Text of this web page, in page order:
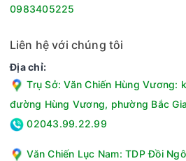
0983405225
Liên hệ với chúng tôi
Địa chỉ:
Trụ Sở: Văn Chiến Hùng Vương:
đường Hùng Vương, phường Bắc
02043.99.22.99
Văn Chiến Lục Nam: TDP Đồi